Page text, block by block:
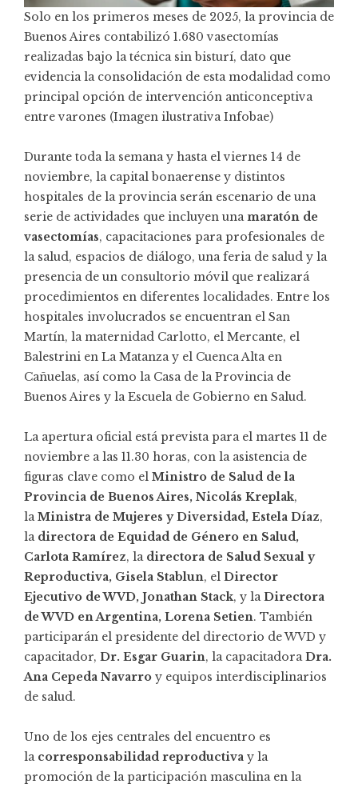
Solo en los primeros meses de 2025, la provincia de
Buenos Aires contabilizó 1.680 vasectomías
realizadas bajo la técnica sin bisturí, dato que
evidencia la consolidación de esta modalidad como
principal opción de intervención anticonceptiva
entre varones (Imagen ilustrativa Infobae)
Durante toda la semana y hasta el viernes 14 de
noviembre, la capital bonaerense y distintos
hospitales de la provincia serán escenario de una
serie de actividades que incluyen unamaratón de
vasectomías, capacitaciones para profesionales de
la salud, espacios de diálogo, una feria de salud y la
presencia de un consultorio móvil que realizará
procedimientos en diferentes localidades. Entre los
hospitales involucrados se encuentran el San
Martín, la maternidad Carlotto, el Mercante, el
Balestrini en La Matanza y el Cuenca Alta en
Cañuelas, así como la Casa de la Provincia de
Buenos Aires y la Escuela de Gobierno en Salud.
La apertura oficial está prevista para el martes 11 de
noviembre a las 11.30 horas, con la asistencia de
figuras clave como el Ministro de Salud de la
Provincia de Buenos Aires, Nicolás Kreplak,
laMinistra de Mujeres y Diversidad, Estela Díaz,
la directora de Equidad de Género en Salud,
Carlota Ramírez, la directora de Salud Sexual y
Reproductiva, Gisela Stablun, el Director
Ejecutivo de WVD, Jonathan Stack, y laDirectora
de WVD en Argentina, Lorena Setien. También
participarán el presidente del directorio de WVD y
capacitador, Dr. Esgar Guarin, la capacitadoraDra.
Ana Cepeda Navarro y equipos interdisciplinarios
de salud.
Uno de los ejes centrales del encuentro es
la corresponsabilidad reproductiva y la
promoción de la participación masculina en la